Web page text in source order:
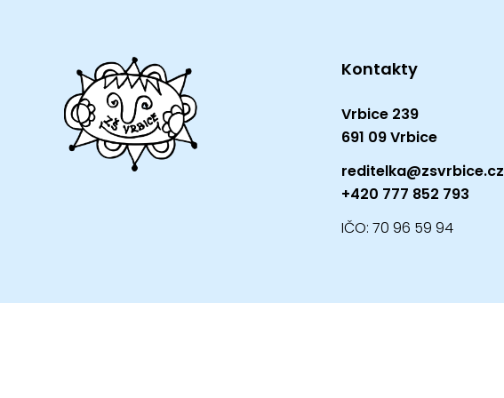
Kontakty
Vrbice 239
691 09 Vrbice
reditelka@zsvrbice.cz
+420 777 852 793
IČO: 70 96 59 94